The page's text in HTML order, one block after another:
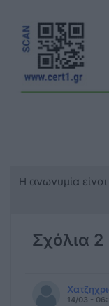
Η ανωνυμία
Σχόλια 2
14/03 -